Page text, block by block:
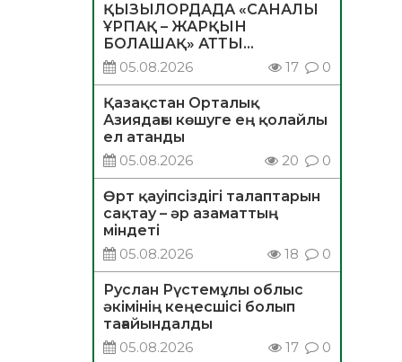
ҚЫЗЫЛОРДАДА «САНАЛЫ
ҰРПАҚ – ЖАРҚЫН
БОЛАШАҚ» АТТЫ
КЕҢЕЙТІЛГЕН МӘЖІЛІС
ӨТТІ
05.08.2026 17 0
Қазақстан Орталық
Азиядағы көшуге ең қолайлы
ел атанды
05.08.2026
20 0
Өрт қауіпсіздігі талаптарын
сақтау – әр азаматтың
міндеті
05.08.2026
18 0
Руслан Рүстемұлы облыс
әкімінің кеңесшісі болып
тағайындалды
05.08.2026
17 0